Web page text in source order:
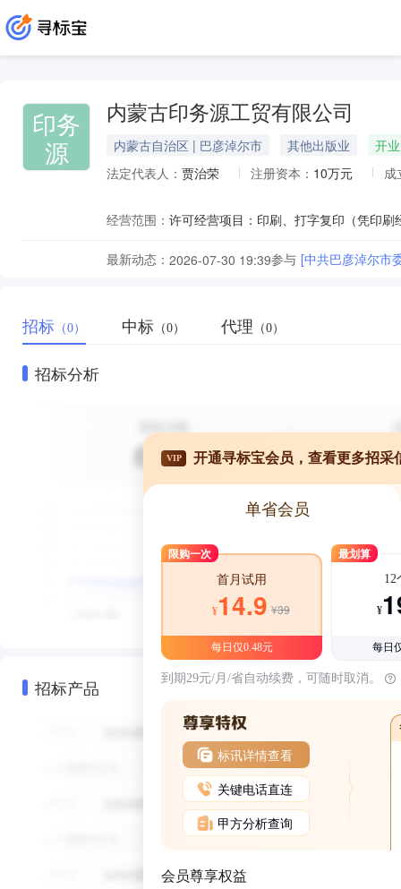
印务
源
内蒙古印务源工贸有限公司
内蒙古自治区 | 巴彦淖尔市 其他出版业
开业
法定代表人： 贾治荣 注册资本： 10万元 成
经营范围：
最新动态： 2026-07-30 19:39参与 [中共巴彦淖尔市
招标 （0） 中标 （0） 代理 （0）
招标分析
招标产品
VIP 开通寻标宝会员，查看更多招采
单省会员
限购一次
首月试用
¥14.9 ¥39
每日仅0.48元
最划算
12
¥
每日
到期29元/月/省自动续费，可随时取消。
标讯详情查看
关键电话直连
甲方分析查询
会员尊享权益